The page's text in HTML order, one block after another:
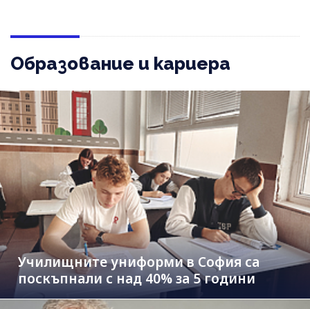
Образование и кариера
Училищните униформи в София са
поскъпнали с над 40% за 5 години